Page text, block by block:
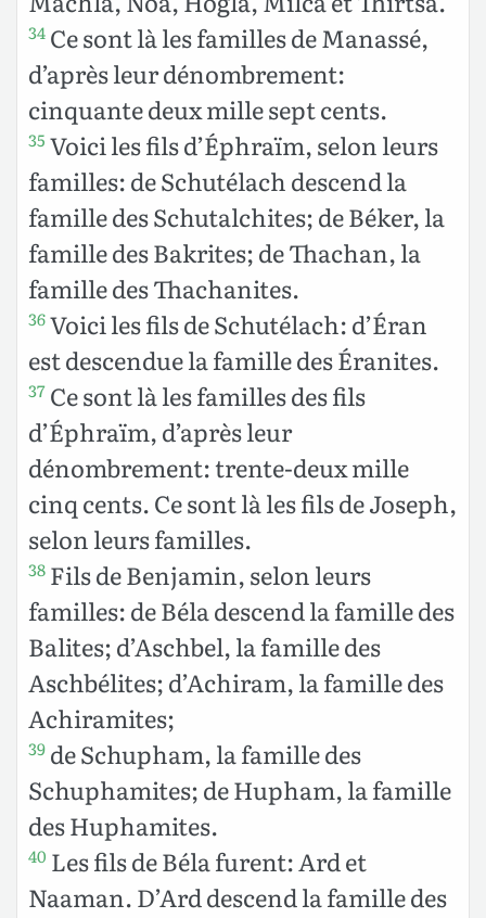
34 Ce sont là les familles de Manassé,
d’après leur dénombrement:
cinquante deux mille sept cents.
35 Voici les fils d’Éphraïm, selon leurs
familles: de Schutélach descend la
famille des Schutalchites; de Béker, la
famille des Bakrites; de Thachan, la
famille des Thachanites.
36Voici les fils de Schutélach: d’Éran
est descendue la famille des Éranites.
37 Ce sont là les familles des fils
d’Éphraïm, d’après leur
dénombrement: trente-deux mille
cinq cents. Ce sont là les fils de Joseph,
selon leurs familles.
38 Fils de Benjamin, selon leurs
familles: de Béla descend la famille des
Balites; d’Aschbel, la famille des
Aschbélites; d’Achiram, la famille des
Achiramites;
39 de Schupham, la famille des
Schuphamites; de Hupham, la famille
des Huphamites.
40 Les fils de Béla furent: Ard et
Naaman. D’Ard descend la famille des